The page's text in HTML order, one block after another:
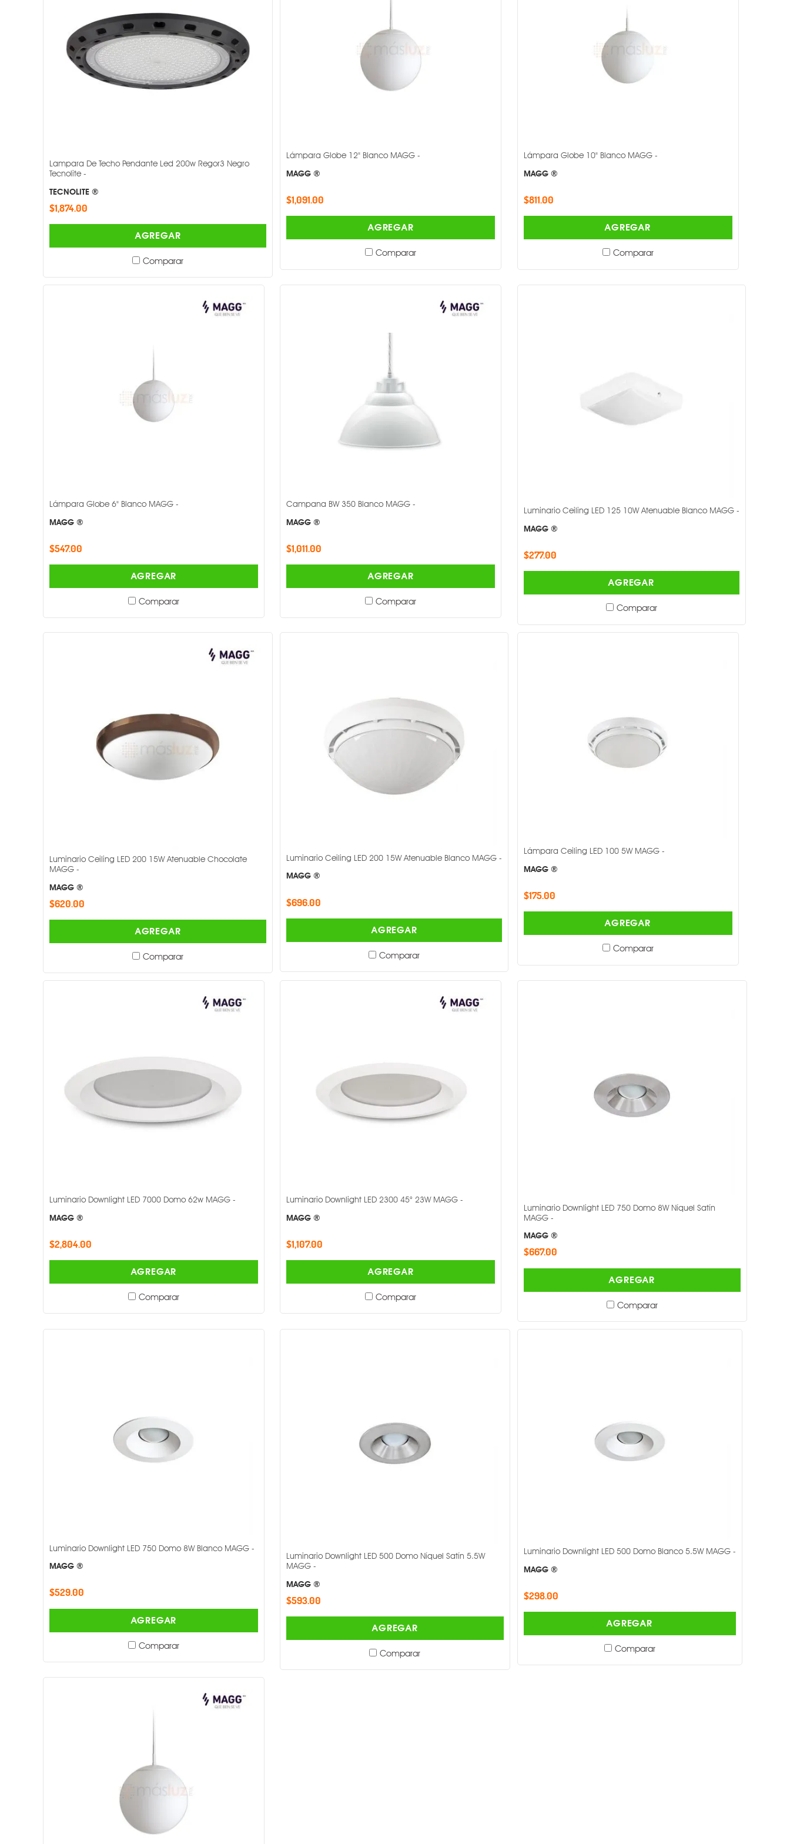
Lampara De Techo Pendante Led 200w Regor3 Negro
Tecnolite -
TECNOLITE ®
$1,874.00
AGREGAR
Comparar
Lámpara Globe 12" Blanco MAGG -
MAGG ®
$1,091.00
AGREGAR
Comparar
Lámpara Globe 10" Blanco MAGG -
MAGG ®
$811.00
AGREGAR
Comparar
Lámpara Globe 6" Blanco MAGG -
MAGG ®
$547.00
AGREGAR
Comparar
Campana BW 350 Blanco MAGG -
MAGG ®
$1,011.00
AGREGAR
Comparar
Luminario Ceiling LED 125 10W Atenuable Blanco MAGG -
MAGG ®
$277.00
AGREGAR
Comparar
Luminario Ceiling LED 200 15W Atenuable Chocolate
MAGG -
MAGG ®
$620.00
AGREGAR
Comparar
Luminario Ceiling LED 200 15W Atenuable Blanco MAGG -
MAGG ®
$696.00
AGREGAR
Comparar
Lámpara Ceiling LED 100 5W MAGG -
MAGG ®
$175.00
AGREGAR
Comparar
Luminario Downlight LED 7000 Domo 62w MAGG -
MAGG ®
$2,804.00
AGREGAR
Comparar
Luminario Downlight LED 2300 45° 23W MAGG -
MAGG ®
$1,107.00
AGREGAR
Comparar
Luminario Downlight LED 750 Domo 8W Níquel Satín
MAGG -
MAGG ®
$667.00
AGREGAR
Comparar
Luminario Downlight LED 750 Domo 8W Blanco MAGG -
MAGG ®
$529.00
AGREGAR
Comparar
Luminario Downlight LED 500 Domo Níquel Satín 5.5W
MAGG -
MAGG ®
$593.00
AGREGAR
Comparar
Luminario Downlight LED 500 Domo Blanco 5.5W MAGG -
MAGG ®
$298.00
AGREGAR
Comparar